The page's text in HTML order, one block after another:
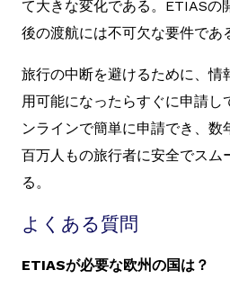
て大きな変化である。ETIASの
後の渡航には不可欠な要件であ
旅行の中断を避けるために、情
用可能になったらすぐに申請し
ンラインで簡単に申請でき、
百万人もの旅行者に安全でスム
る。
よくある質問
ETIASが必要な欧州の国は？